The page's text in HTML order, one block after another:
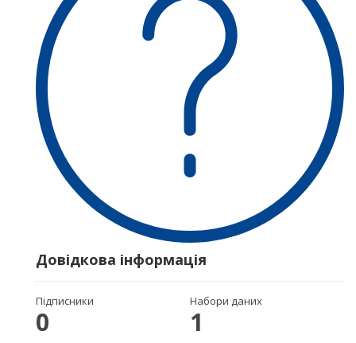
Довідкова інформація
Підписники
0
Набори даних
1